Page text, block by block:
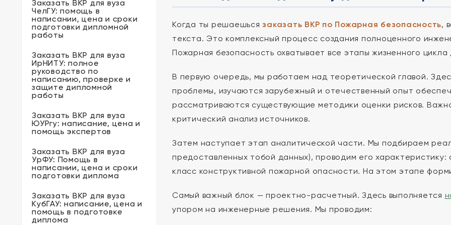
Заказать ВКР для вуза
ЧелГУ: помощь в
написании, цена и сроки
подготовки дипломной
работы
Заказать ВКР для вуза
ИрНИТУ: полное
руководство по
написанию, проверке и
защите дипломной
работы
Заказать ВКР для вуза
ЮУРгу: написание, цена и
помощь экспертов
Заказать ВКР для вуза
УрФУ: Помощь в
написании, цена и сроки
подготовки диплома
Заказать ВКР для вуза
КубГАУ: написание, цена и
помощь в подготовке
диплома
Когда ты решаешьсязаказать ВКР по Пожарная безопасность,
текста. Это комплексный процесс создания полноценного
Пожарная безопасность охватывает все этапы жизненного
В первую очередь, мы работаем над теоретической главой.
проблемы, изучаются зарубежный и отечественный опыт
рассматриваются существующие методики оценки рисков.
критический анализ источников.
Затем наступает этап аналитической части. Мы подбираем
предоставленных тобой данных), проводим его
класс конструктивной пожарной опасности. На этом этапе
Самый важный блок — проектно-расчетный. Здесь выполняется
упором на инженерные решения. Мы проводим: